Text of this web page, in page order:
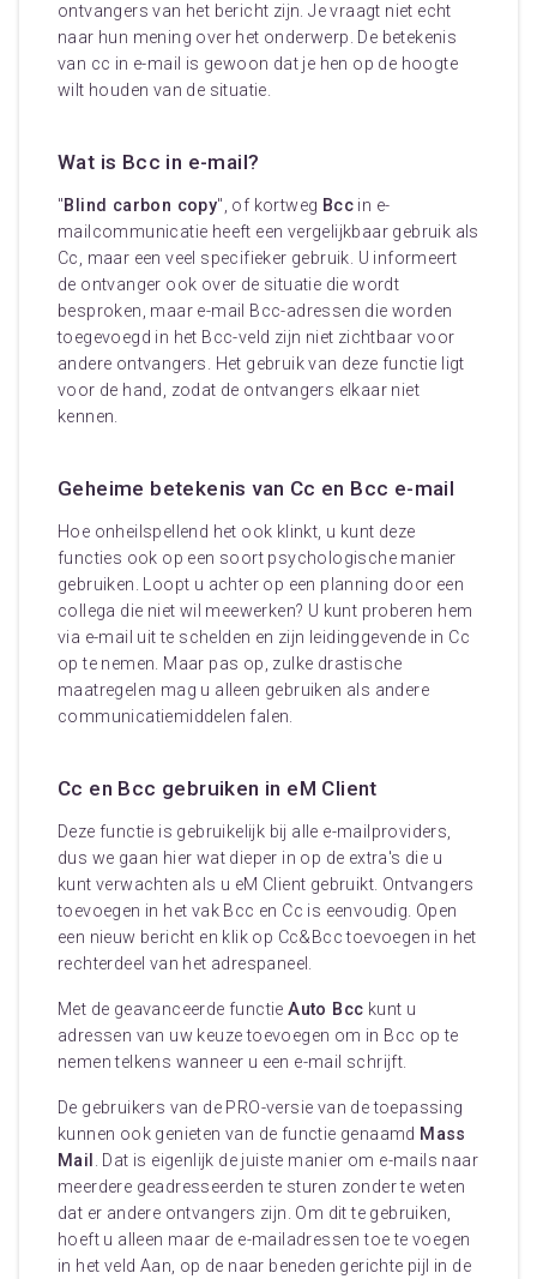
ontvangers van het bericht zijn. Je vraagt niet echt
naar hun mening over het onderwerp. De betekenis
van cc in e-mail is gewoon dat je hen op de hoogte
wilt houden van de situatie.
Wat is Bcc in e-mail?
"Blind carbon copy", of kortweg Bcc in e-
mailcommunicatie heeft een vergelijkbaar gebruik als
Cc, maar een veel specifieker gebruik. U informeert
de ontvanger ook over de situatie die wordt
besproken, maar e-mail Bcc-adressen die worden
toegevoegd in het Bcc-veld zijn niet zichtbaar voor
andere ontvangers. Het gebruik van deze functie ligt
voor de hand, zodat de ontvangers elkaar niet
kennen.
Geheime betekenis van Cc en Bcc e-mail
Hoe onheilspellend het ook klinkt, u kunt deze
functies ook op een soort psychologische manier
gebruiken. Loopt u achter op een planning door een
collega die niet wil meewerken? U kunt proberen hem
via e-mail uit te schelden en zijn leidinggevende in Cc
op te nemen. Maar pas op, zulke drastische
maatregelen mag u alleen gebruiken als andere
communicatiemiddelen falen.
Cc en Bcc gebruiken in eM Client
Deze functie is gebruikelijk bij alle e-mailproviders,
dus we gaan hier wat dieper in op de extra's die u
kunt verwachten als u eM Client gebruikt. Ontvangers
toevoegen in het vak Bcc en Cc is eenvoudig. Open
een nieuw bericht en klik op Cc&Bcc toevoegen in het
rechterdeel van het adrespaneel.
Met de geavanceerde functieAuto Bcc kunt u
adressen van uw keuze toevoegen om in Bcc op te
nemen telkens wanneer u een e-mail schrijft.
De gebruikers van de PRO-versie van de toepassing
kunnen ook genieten van de functie genaamd Mass
Mail . Dat is eigenlijk de juiste manier om e-mails naar
meerdere geadresseerden te sturen zonder te weten
dat er andere ontvangers zijn. Om dit te gebruiken,
hoeft u alleen maar de e-mailadressen toe te voegen
in het veld Aan, op de naar beneden gerichte pijl in de